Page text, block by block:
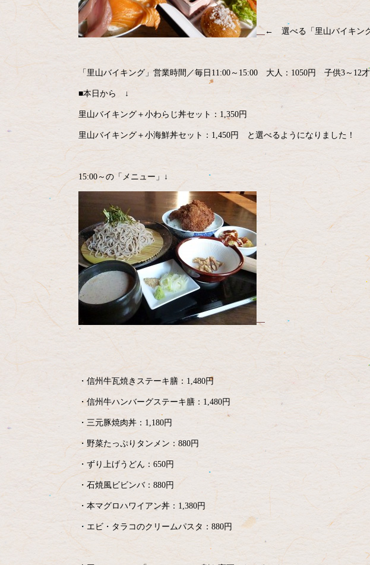
← 選べる「里山バイキング
「里山バイキング」営業時間／毎日11:00～15:00 大人：1050円 子供3～12才
■本日から ↓
里山バイキング＋小わらじ丼セット：1,350円
里山バイキング＋小海鮮丼セット：1,450円 と選べるようになりました！
15:00～の「メニュー」↓
・信州牛瓦焼きステーキ膳：1,480円
・信州牛ハンバーグステーキ膳：1,480円
・三元豚焼肉丼：1,180円
・野菜たっぷりタンメン：880円
・ずり上げうどん：650円
・石焼風ビビンバ：880円
・本マグロハワイアン丼：1,380円
・エビ・タラコのクリームパスタ：880円